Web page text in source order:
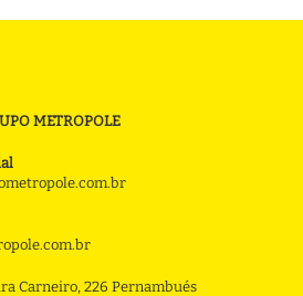
METROPOLE
Carneiro, 226 Pernambués